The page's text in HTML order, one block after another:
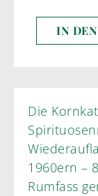
IN
Die
Wiederauflage eines
1960ern –
Rumfass gereift ist sie